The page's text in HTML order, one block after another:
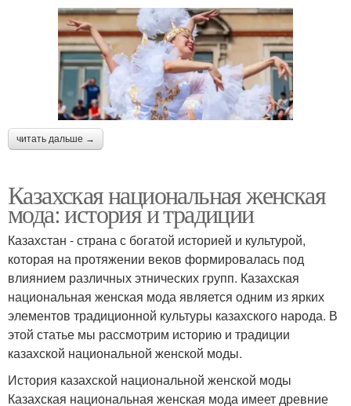
читать дальше →
Казахская национальная женская
мода: история и традиции
Казахстан - страна с богатой историей и культурой,
которая на протяжении веков формировалась под
влиянием различных этнических групп. Казахская
национальная женская мода является одним из ярких
элементов традиционной культуры казахского народа. В
этой статье мы рассмотрим историю и традиции
казахской национальной женской моды.
История казахской национальной женской моды
Казахская национальная женская мода имеет древние